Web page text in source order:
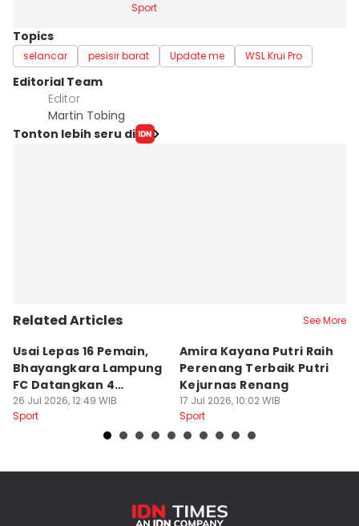
Sport
Topics
selancar pesisir barat Update me WSL Krui Pro
Editorial Team
Editor
Martin Tobing
Tonton lebih seru di
Related Articles See More
Usai Lepas 16 Pemain,
Bhayangkara Lampung
FC Datangkan 4
Rekrutan
26 Jul 2026, 12:49 WIB
Sport
Amira Kayana Putri Raih
Perenang Terbaik Putri
Kejurnas Renang
17 Jul 2026, 10:02 WIB
Sport